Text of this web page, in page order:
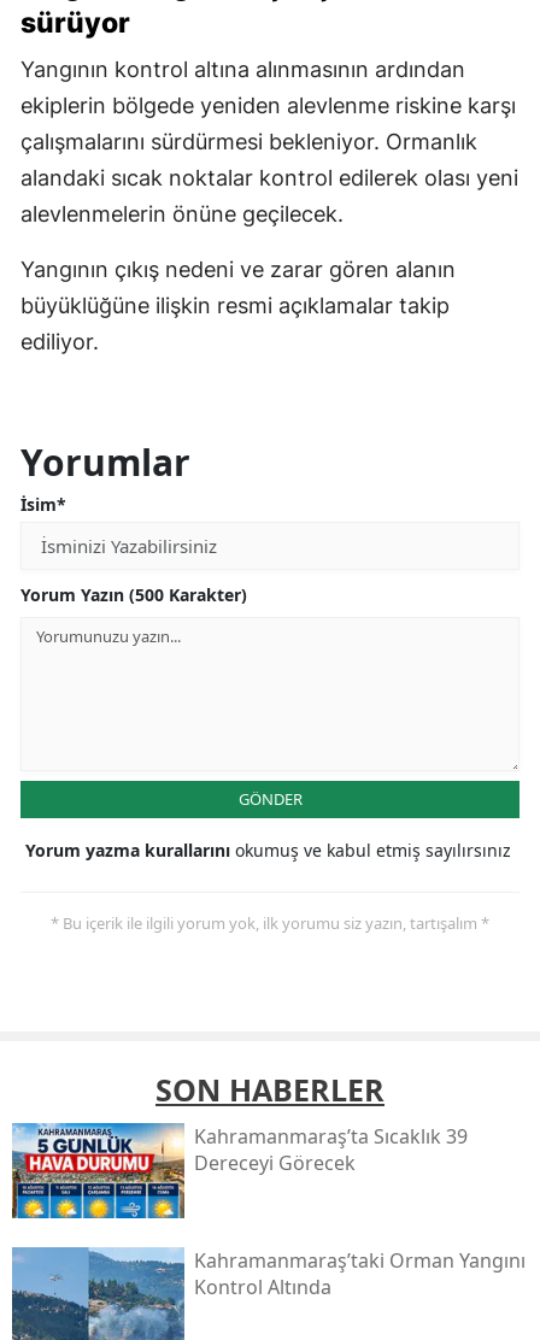
sürüyor
Yangının kontrol altına alınmasının ardından
ekiplerin bölgede yeniden alevlenme riskine karşı
çalışmalarını sürdürmesi bekleniyor. Ormanlık
alandaki sıcak noktalar kontrol edilerek olası yeni
alevlenmelerin önüne geçilecek.
Yangının çıkış nedeni ve zarar gören alanın
büyüklüğüne ilişkin resmi açıklamalar takip
ediliyor.
Yorumlar
İsim*
Yorum Yazın (500 Karakter)
GÖNDER
Yorum yazma kurallarını okumuş ve kabul etmiş sayılırsınız
* Bu içerik ile ilgili yorum yok, ilk yorumu siz yazın, tartışalım *
SON HABERLER
Kahramanmaraş’ta Sıcaklık 39
Dereceyi Görecek
Kahramanmaraş’taki Orman Yangını
Kontrol Altında